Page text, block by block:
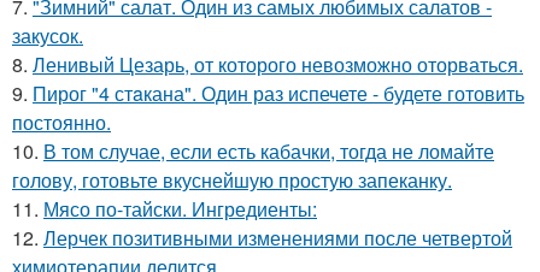
7. "Зимний" салат. Один из самых любимых салатов -
закусок.
8. Ленивый Цезарь, от которого невозможно оторваться.
9. Пирог "4 стaкана". Один раз испечете - будете готовить
постоянно.
10. В том случае, если есть кабачки, тогда не ломайте
голову, готовьте вкуснейшую простую запеканку.
11. Мясо по-тайски. Ингредиенты:
12. Лерчек позитивными изменениями после четвертой